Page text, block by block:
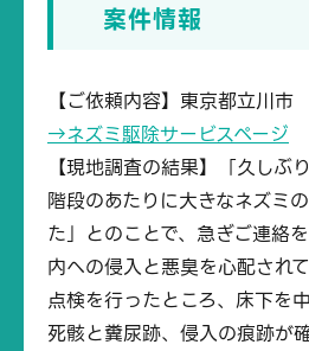
案件情報
【ご依頼内容】東京都立川
→ネズミ駆除サービスページ
【現地調査の結果】「久しぶ
階段のあたりに大きなネズミ
た」とのことで、急ぎご連絡
内への侵入と悪臭を心配され
点検を行ったところ、床下を
死骸と糞尿跡、侵入の痕跡が